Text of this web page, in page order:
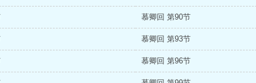
慕卿回 第90节
慕卿回 第93节
慕卿回 第96节